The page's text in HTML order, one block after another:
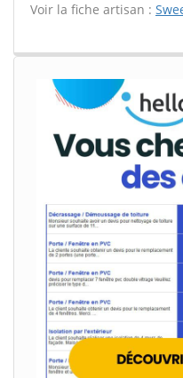
Voir la fiche artisan :